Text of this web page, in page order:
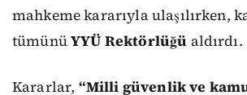
mahkeme kararıyla ulaşılırken,
tümünüYYÜ Rektörlüğü aldırdı.
Kararlar, “Milli güvenlik ve